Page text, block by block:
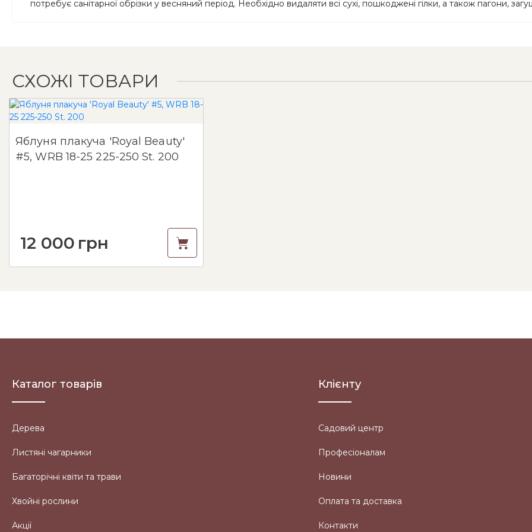
потребує санітарної обрізки у весняний період. Необхідно видаляти всі сухі, пошкоджені гілки, а також пагони,
СХОЖІ ТОВАРИ
Яблуня плакуча 'Royal Beauty'
#5, WRB 18-25 225-250 St. 200
12 000 грн
Каталог товарів
Дерева
Листяні чагарники
Багаторічні квіти та трави
Хвойні рослини
Акції
Клієнту
Садовий центр
Професіоналам
Новини
Оплата та доставка
Контакти